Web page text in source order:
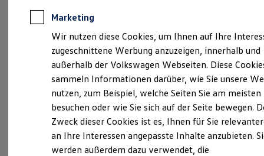
Anpfiff zum Gewinn
Elektroautos
ID. Tutorials
Elektrofahrzeugkonzepte
Reichweite
Reichweite der ID. Modelle
Reichweite im Winter
Laden
Laden unterwegs
Laden Zuhause
Probefahrt vereinbaren
Fahrzeugangebot anfordern
Marketing
Wir nutzen diese Cookies, um Ihnen auf Ihre
zugeschnittene Werbung anzuzeigen, innerhalb und
außerhalb der Volkswagen Webseiten. Diese
sammeln Informationen darüber, wie Sie unsere
nutzen, zum Beispiel, welche Seiten Sie am meisten
besuchen oder wie Sie sich auf der Seite bewegen.
Zweck dieser Cookies ist es, Ihnen für Sie
an Ihre Interessen angepasste Inhalte anzubieten.
werden außerdem dazu verwendet, die